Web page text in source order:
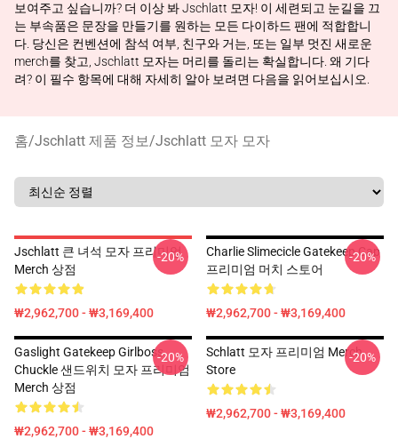
보여주고 싶습니까? 더 이상 봐 Jschlatt 모자! 이 세련되고 눈길을 끄
는 부속품은 문장을 만들기를 원하는 모든 다이하드 팬에 적합합니
다. 당신은 컨벤션에 참석 여부, 친구와 거는, 또는 일부 멋진 새로운
merch를 찾고, Jschlatt 모자는 머리를 돌리는 확실합니다. 왜 기다
려? 이 필수 항목에 대해 자세히 알아 보려면 다음을 읽어보십시오.
홈/Jschlatt 제품 정보/Jschlatt 모자 모자
Jschlatt 큰 녀석 모자 프리미엄
Merch 상점
₩2,962,700 - ₩3,169,400
-20%
Charlie Slimecicle Gatekeep Cap
프리미엄 머치 스토어
₩2,962,700 - ₩3,169,400
-20%
Gaslight Gatekeep Girlboss
Chuckle 샌드위치 모자 프리미엄
Merch 상점
₩2,962,700 - ₩3,169,400
-20%
Schlatt 모자 프리미엄 Merch
Store
₩2,962,700 - ₩3,169,400
-20%